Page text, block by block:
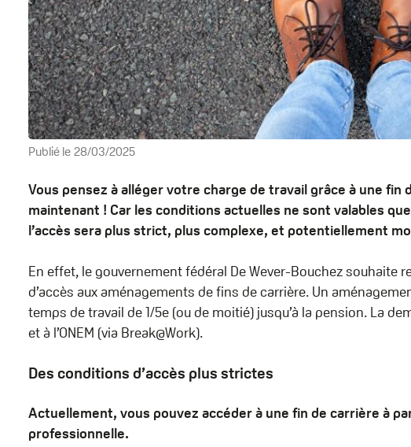
Publié le28/03/2025
Vous pensez à alléger votre charge de travail grâce à une fin
maintenant ! Car les conditions actuelles ne sont valables
l’accès sera plus strict, plus complexe, et potentiellement
En effet, le gouvernement fédéral De Wever-Bouchez
d’accès aux aménagements de fins de carrière. Un
temps de travail de 1/5e (ou de moitié) jusqu’à la pension. La
et à l’ONEM (via Break@Work).
Des conditions d’accès plus strictes
Actuellement, vous pouvez accéder à une fin de carrière à
professionnelle.